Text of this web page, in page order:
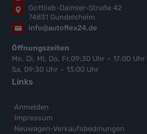
Gottlieb-Daimler-Straße 42
74831 Gundelsheim
info@autoflex24.de
Öffnungszeiten
Mo, Di, Mi, Do, Fr,09:30 Uhr – 17:00 Uhr
Sa, 09:30 Uhr – 13:00 Uhr
Links
Anmelden
Impressum
Neuwagen-Verkaufsbedinungen